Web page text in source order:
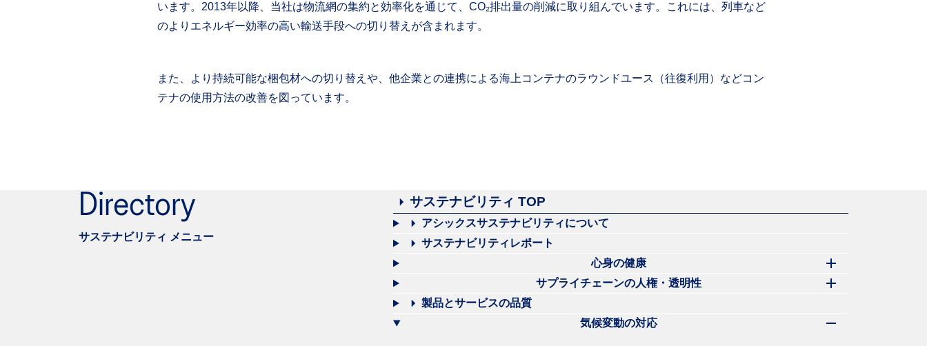
います。2013年以降、当社は物流網の集約と効率化を通じて、CO₂排出量の削減に取り組んでいます。これには、列車など
のよりエネルギー効率の高い輸送手段への切り替えが含まれます。
また、より持続可能な梱包材への切り替えや、他企業との連携による海上コンテナのラウンドユース（往復利用）などコン
テナの使用方法の改善を図っています。
Directory
サステナビリティ メニュー
サステナビリティ TOP
アシックスサステナビリティについて
サステナビリティレポート
心身の健康
サプライチェーンの人権・透明性
製品とサービスの品質
気候変動の対応